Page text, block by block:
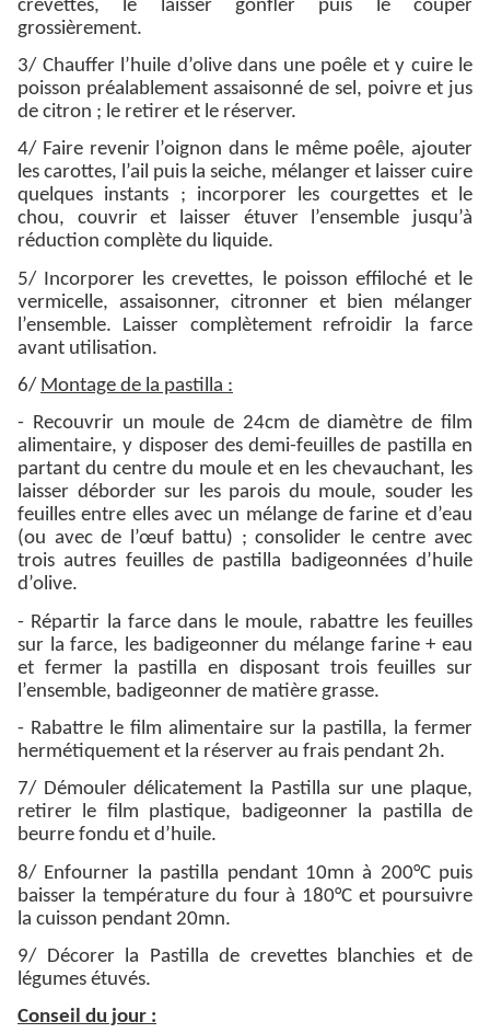
crevettes, le laisser gonfler puis le couper
grossièrement.
3/ Chauffer l’huile d’olive dans une poêle et y cuire le
poisson préalablement assaisonné de sel, poivre et jus
de citron ; le retirer et le réserver.
4/ Faire revenir l’oignon dans le même poêle, ajouter
les carottes, l’ail puis la seiche, mélanger et laisser cuire
quelques instants ; incorporer les courgettes et le
chou, couvrir et laisser étuver l’ensemble jusqu’à
réduction complète du liquide.
5/ Incorporer les crevettes, le poisson effiloché et le
vermicelle, assaisonner, citronner et bien mélanger
l’ensemble. Laisser complètement refroidir la farce
avant utilisation.
6/ Montage de la pastilla :
- Recouvrir un moule de 24cm de diamètre de film
alimentaire, y disposer des demi-feuilles de pastilla en
partant du centre du moule et en les chevauchant, les
laisser déborder sur les parois du moule, souder les
feuilles entre elles avec un mélange de farine et d’eau
(ou avec de l’œuf battu) ; consolider le centre avec
trois autres feuilles de pastilla badigeonnées d’huile
d’olive.
- Répartir la farce dans le moule, rabattre les feuilles
sur la farce, les badigeonner du mélange farine + eau
et fermer la pastilla en disposant trois feuilles sur
l’ensemble, badigeonner de matière grasse.
- Rabattre le film alimentaire sur la pastilla, la fermer
hermétiquement et la réserver au frais pendant 2h.
7/ Démouler délicatement la Pastilla sur une plaque,
retirer le film plastique, badigeonner la pastilla de
beurre fondu et d’huile.
8/ Enfourner la pastilla pendant 10mn à 200°C puis
baisser la température du four à 180°C et poursuivre
la cuisson pendant 20mn.
9/ Décorer la Pastilla de crevettes blanchies et de
légumes étuvés.
Conseil du jour :